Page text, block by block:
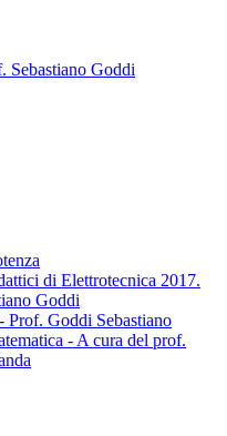
Sebastiano Goddi
di Elettrotecnica 2017.
Goddi
Prof. Goddi Sebastiano
- A cura del prof.